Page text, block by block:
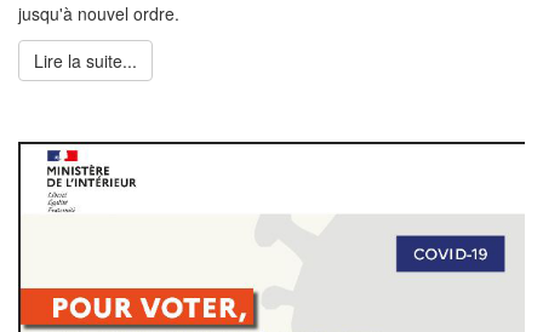
jusqu'à nouvel ordre.
Lire la suite...